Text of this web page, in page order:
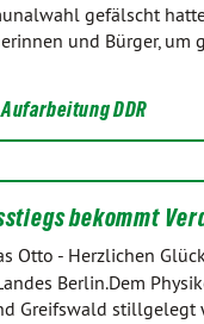
gefälscht
und Bürger, um
Aufarbeitung DDR
bekommt
Otto - Herzlichen
Berlin.Dem
Greifswald